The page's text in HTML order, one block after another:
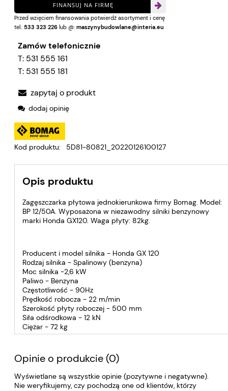
FINANSUJ NA FIRMĘ
Przed wzięciem finansowania potwierdź asortyment i cenę
tel.: 533 323 226 lub @: maszynybudowlane@interia.eu
Zamów telefonicznie
T: 531 555 161
T: 531 555 181
zapytaj o produkt
dodaj opinię
Kod produktu: 5D81-80821_20220126100127
Opis produktu
Zagęszczarka płytowa jednokierunkowa firmy Bomag. Model:
BP 12/50A. Wyposażona w niezawodny silniki benzynowy
marki Honda GX120. Waga płyty: 82kg.
Producent i model silnika - Honda GX 120
Rodzaj silnika - Spalinowy (benzyna)
Moc silnika -2,6 kW
Paliwo - Benzyna
Częstotliwość - 90Hz
Prędkość robocza - 22 m/min
Szerokość płyty roboczej - 500 mm
Siła odśrodkowa - 12 kN
Ciężar - 72 kg
Opinie o produkcie (0)
Wyświetlane są wszystkie opinie (pozytywne i negatywne).
Nie weryfikujemy, czy pochodzą one od klientów, którzy